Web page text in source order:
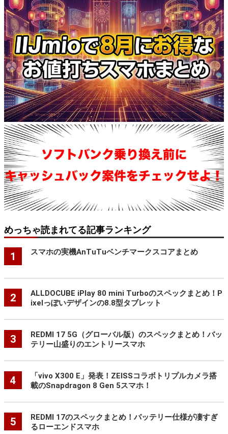
めっちゃ読まれてる記事ランキング
1 スマホの実機AnTuTuベンチマークスコアまとめ
2
ALLDOCUBE iPlay 80 mini Turboのスペックまとめ！P
ixelっぽいデザインの8.8型タブレット
3
REDMI 17 5G（グローバル版）のスペックまとめ！バッ
テリー山盛りのエントリースマホ
4
「vivo X300 E」発表！ZEISSコラボトリプルカメラ搭
載のSnapdragon 8 Gen 5スマホ！
5
REDMI 17のスペックまとめ！バッテリー仕様が凄すぎ
るローエンドスマホ